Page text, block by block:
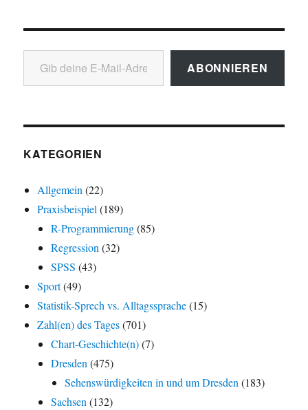
Gib deine E-Mail-Adresse ein ...
ABONNIEREN
KATEGORIEN
Allgemein (22)
Praxisbeispiel (189)
R-Programmierung(85)
Regression (32)
SPSS (43)
Sport(49)
Statistik-Sprech vs. Alltagssprache(15)
Zahl(en) des Tages(701)
Chart-Geschichte(n)(7)
Dresden (475)
Sehenswürdigkeiten in und um Dresden (183)
Sachsen (132)